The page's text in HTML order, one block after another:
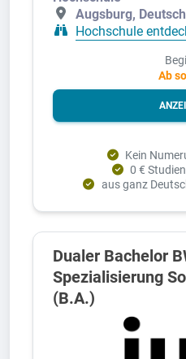
Augsburg,
Hochschule
Ab
Kein
0 €
aus ganz
Dualer Bachelor
Spezialisierung
(B.A.)